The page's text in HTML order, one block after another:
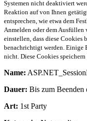
Systemen nicht deaktiviert
Reaktion auf von Ihnen
entsprechen, wie etwa dem
Anmelden oder dem Ausfüllen
einstellen, dass diese Cookies
benachrichtigt werden. Einige
nicht. Diese Cookies speichern
Name:
Dauer: Bis zum Beenden
Art: 1st Party